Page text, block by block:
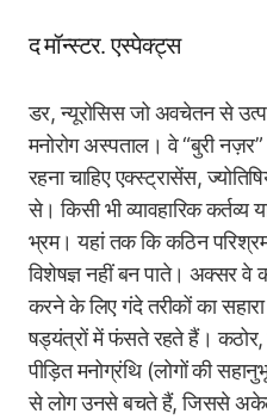
द मॉन्स्टर. एस्पेक्ट्स
डर, न्यूरोसिस जो अवचेतन से
मनोरोग अस्पताल। वे “बुरी
रहना चाहिए एक्स्ट्रासेंस,
से। किसी भी व्यावहारिक कर्तव्य
भ्रम। यहां तक कि कठिन
विशेषज्ञ नहीं बन पाते। अक्सर वे
करने के लिए गंदे तरीकों का
षड्यंत्रों में फंसते रहते हैं।
पीड़ित मनोग्रंथि (लोगों की
से लोग उनसे बचते हैं, जिससे